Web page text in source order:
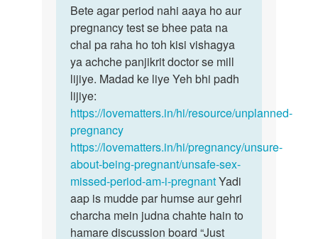
to
Mujhe
period
miss
huve
by
R
k
khan
Bete
agar
period
nahi
aaya…
Bete agar period nahi aaya ho aur
pregnancy test se bhee pata na
chal pa raha ho toh kisi vishagya
ya achche panjikrit doctor se mill
lijiye. Madad ke liye Yeh bhi padh
lijiye:
https://lovematters.in/hi/resource/unplanned-
pregnancy
https://lovematters.in/hi/pregnancy/unsure-
about-being-pregnant/unsafe-sex-
missed-period-am-i-pregnantYadi
aap is mudde par humse aur gehri
charcha mein judna chahte hain to
hamare discussion board “Just